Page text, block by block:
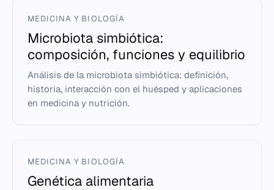
MEDICINA Y BIOLOGÍA
Microbiota simbiótica:
composición, funciones y equilibrio
Análisis de la microbiota simbiótica: definición,
historia, interacción con el huésped y aplicaciones
en medicina y nutrición.
MEDICINA Y BIOLOGÍA
Genética alimentaria